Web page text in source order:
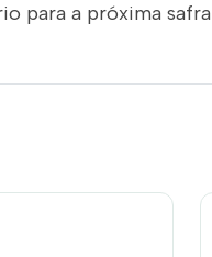
para a próxima safra